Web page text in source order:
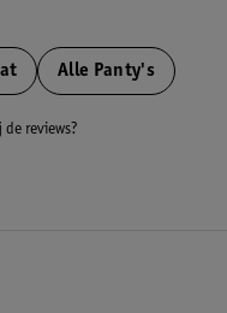
Alle Panty's
reviews?